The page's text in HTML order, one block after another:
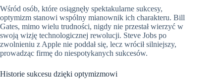
Wśród osób, które osiągnęły spektakularne sukcesy,
optymizm stanowi wspólny mianownik ich charakteru. Bill
Gates, mimo wielu trudności, nigdy nie przestał wierzyć w
swoją wizję technologicznej rewolucji. Steve Jobs po
zwolnieniu z Apple nie poddał się, lecz wrócił silniejszy,
prowadząc firmę do niespotykanych sukcesów.
Historie sukcesu dzięki optymizmowi